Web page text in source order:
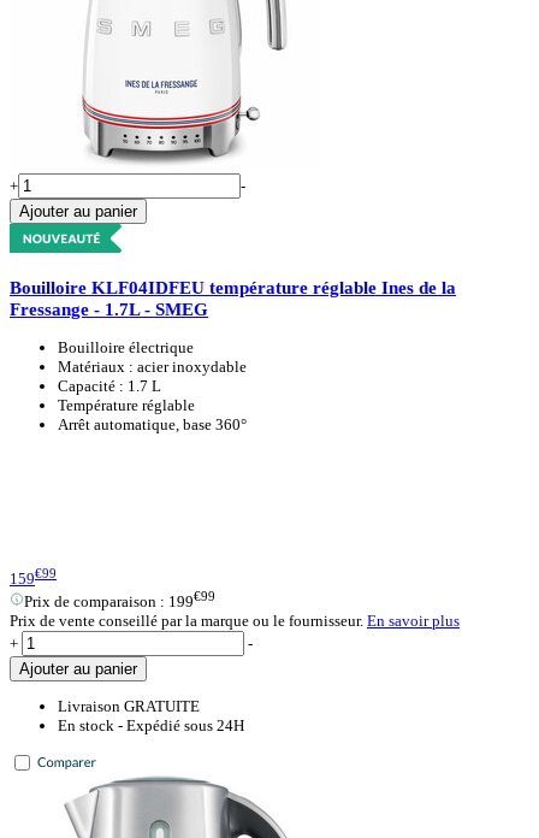
+
-
Ajouter au panier
Bouilloire KLF04IDFEU température réglable Ines de la
Fressange - 1.7L - SMEG
Bouilloire électrique
Matériaux : acier inoxydable
Capacité : 1.7 L
Température réglable
Arrêt automatique, base 360°
159€99
Prix de comparaison : 199€99
Prix de vente conseillé par la marque ou le fournisseur. En savoir plus
+
-
Ajouter au panier
Livraison GRATUITE
En stock - Expédié sous 24H